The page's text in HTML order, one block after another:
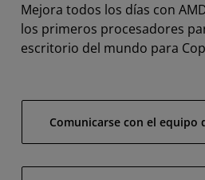
Mejora todos los días con
los primeros procesadores
escritorio del mundo para
Comunicarse con el equipo